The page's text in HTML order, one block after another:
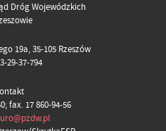
Dróg Wojewódzkich
19a, 35-105 Rzeszów
29-37-794
fax. 17 860-94-56